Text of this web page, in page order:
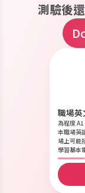
測驗後
職場英
為程度
本職場英
場上可能
學習基本